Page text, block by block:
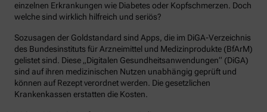
einzelnen Erkrankungen wie Diabetes oder Kopfschmerzen. Doch
welche sind wirklich hilfreich und seriös?
Sozusagen der Goldstandard sind Apps, die im DiGA-Verzeichnis
des Bundesinstituts für Arzneimittel und Medizinprodukte (BfArM)
gelistet sind. Diese „Digitalen Gesundheitsanwendungen“ (DiGA)
sind auf ihren medizinischen Nutzen unabhängig geprüft und
können auf Rezept verordnet werden. Die gesetzlichen
Krankenkassen erstatten die Kosten.